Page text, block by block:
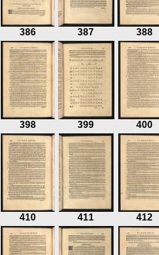
386 387 388
398 399 400
410 411 412